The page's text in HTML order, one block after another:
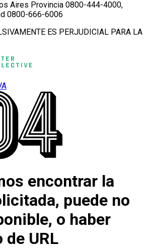
Aires Provincia 0800-444-4000,
0800-666-6006
ES PERJUDICIAL PARA LA
encontrar la
puede no
o haber
de URL